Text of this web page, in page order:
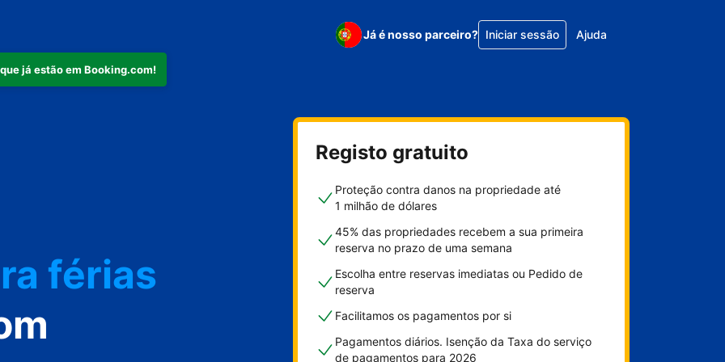
já estão em Booking.com!
Já é nosso parceiro? Iniciar sessão Ajuda
férias
Registo gratuito
Proteção contra danos na propriedade até
1 milhão de dólares
45% das propriedades recebem a sua primeira
reserva no prazo de uma semana
Escolha entre reservas imediatas ou Pedido de
reserva
Facilitamos os pagamentos por si
Pagamentos diários. Isenção da Taxa do serviço
de pagamentos para 2026